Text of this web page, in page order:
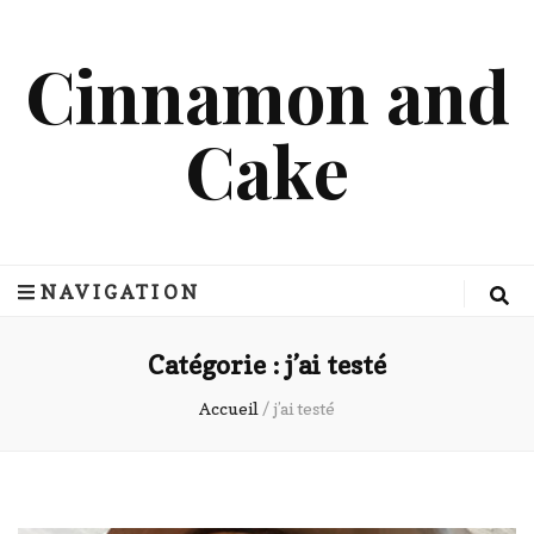
Cinnamon and
Cake
NAVIGATION
Catégorie :j’ai testé
Accueil /j’ai testé